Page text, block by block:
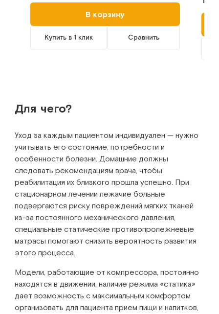
В корзину
Купить в 1 клик Сравнить
Для чего?
Уход за каждым пациентом индивидуален — нужно
учитывать его состояние, потребности и
особенности болезни. Домашние должны
следовать рекомендациям врача, чтобы
реабилитация их близкого прошла успешно. При
стационарном лечении лежачие больные
подвергаются риску повреждений мягких тканей
из-за постоянного механического давления,
специальные статические противопролежневые
матрасы помогают снизить вероятность развития
этого процесса.
Модели, работающие от компрессора, постоянно
находятся в движении, наличие режима «статика»
дает возможность с максимальным комфортом
организовать для пациента прием пищи и напитков,